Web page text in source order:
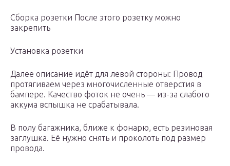
Сборка розетки После этого розетку можно
закрепить
Установка розетки
Далее описание идёт для левой стороны: Провод
протягиваем через многочисленные отверстия в
бампере. Качество фоток не очень — из-за слабого
аккума вспышка не срабатывала.
В полу багажника, ближе к фонарю, есть резиновая
заглушка. Её нужно снять и проколоть под размер
провода.